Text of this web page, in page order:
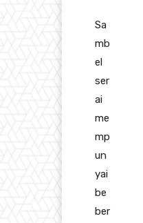
Sa
mb
el
ser
ai
me
mp
un
yai
be
ber